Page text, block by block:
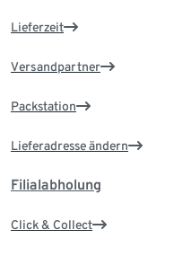
Lieferzeit
Versandpartner
Packstation
Lieferadresse ändern
Filialabholung
Click & Collect